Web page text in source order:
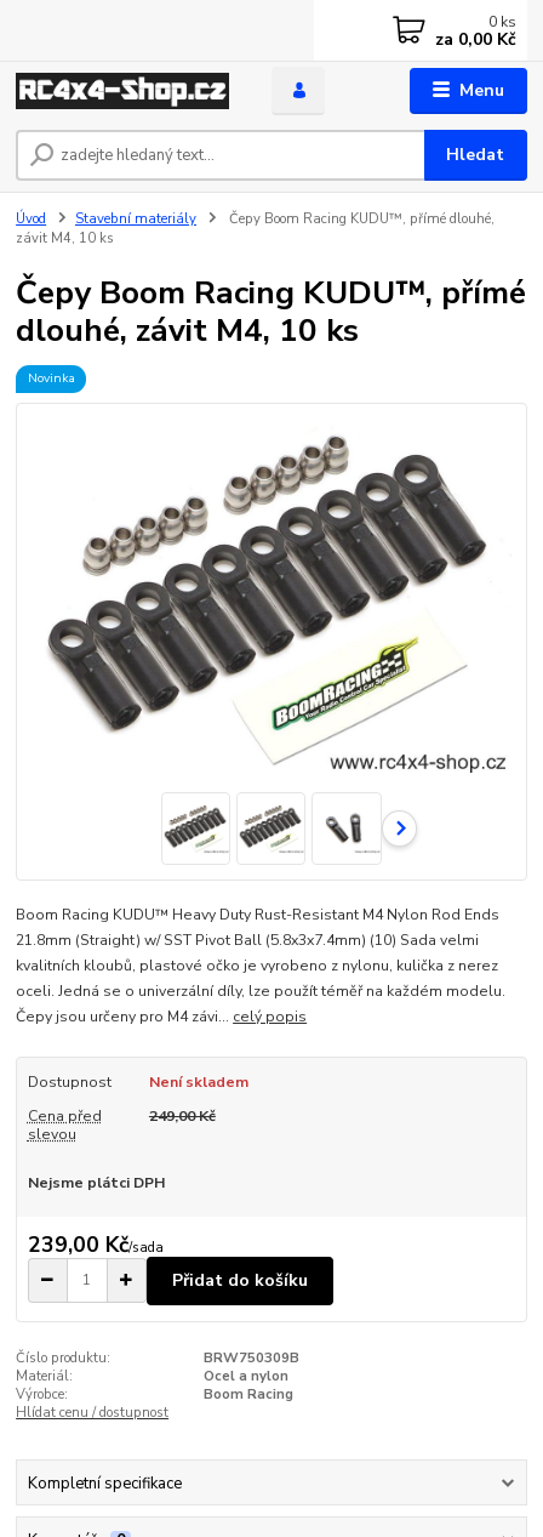
Menu
Hledat
0 ks
za 0,00 Kč
Úvod Stavební materiály
Čepy Boom Racing KUDU™, přímé dlouhé,
závit M4, 10 ks
Čepy Boom Racing KUDU™, přímé
dlouhé, závit M4, 10 ks
Novinka
Boom Racing KUDU™ Heavy Duty Rust-Resistant M4 Nylon Rod Ends
21.8mm (Straight) w/ SST Pivot Ball (5.8x3x7.4mm) (10) Sada velmi
kvalitních kloubů, plastové očko je vyrobeno z nylonu, kulička z nerez
oceli. Jedná se o univerzální díly, lze použít téměř na každém modelu.
Čepy jsou určeny pro M4 závi... celý popis
Dostupnost
Není skladem
Cena před
slevou
249,00 Kč
Nejsme plátci DPH
239,00 Kč/sada
Přidat do košíku
Číslo produktu:
BRW750309B
Materiál:
Ocel a nylon
Výrobce:
Boom Racing
Hlídat cenu / dostupnost
Kompletní specifikace